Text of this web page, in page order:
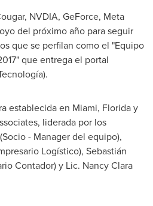
NVDIA, GeForce, Meta
del próximo año para seguir
que se perfilan como el "Equipo
que entrega el portal
establecida en Miami, Floriday
liderada por los
(Socio - Manager del equipo),
Logístico), Sebastián
Contador) y Lic. Nancy Clara